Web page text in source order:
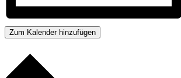
Zum Kalender hinzufügen